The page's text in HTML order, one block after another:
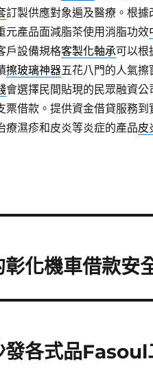
訂製供應對象遍及醫療。根
元產品面減脂茶使用消脂功效
戶設備規格客製化軸承可以根
擦玻璃神器五花八門的人氣
會選擇民間貼現的民眾融資
票借款。提供資金借貸服務到
療濕疹和皮炎等炎症的產品皮
彰化機車借款
發各式品